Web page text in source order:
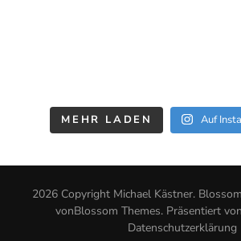
MEHR LADEN Auf
2026 Copyright Michael Kästner.
vonBlossom Themes. Präsentiert von
Datenschutzerklärung